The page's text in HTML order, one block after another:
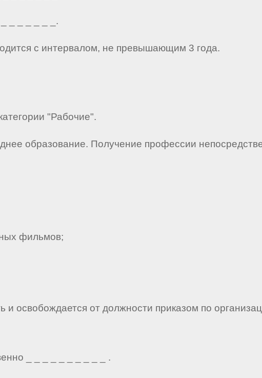
_ _ _ _ _ _.
с интервалом, не превышающим 3 года.
"Рабочие".
образование. Получение профессии
фильмов;
и освобождается от должности приказом по
_ _ _ _ _ _ _ _ _ _ .